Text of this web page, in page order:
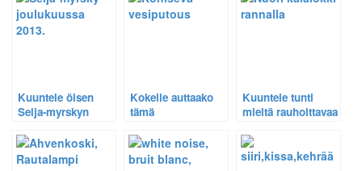
Kuuntele öisen
Seija-myrskyn
Kokeile auttaako
tämä
eli valkoinen
kohina sinua
Kuuntele tunti
mieltä rauhoittavaa
Suomen luonnon
päivän kunniaksi